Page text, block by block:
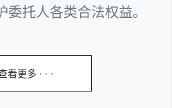
托人各类合法权益。
看更多 · · ·